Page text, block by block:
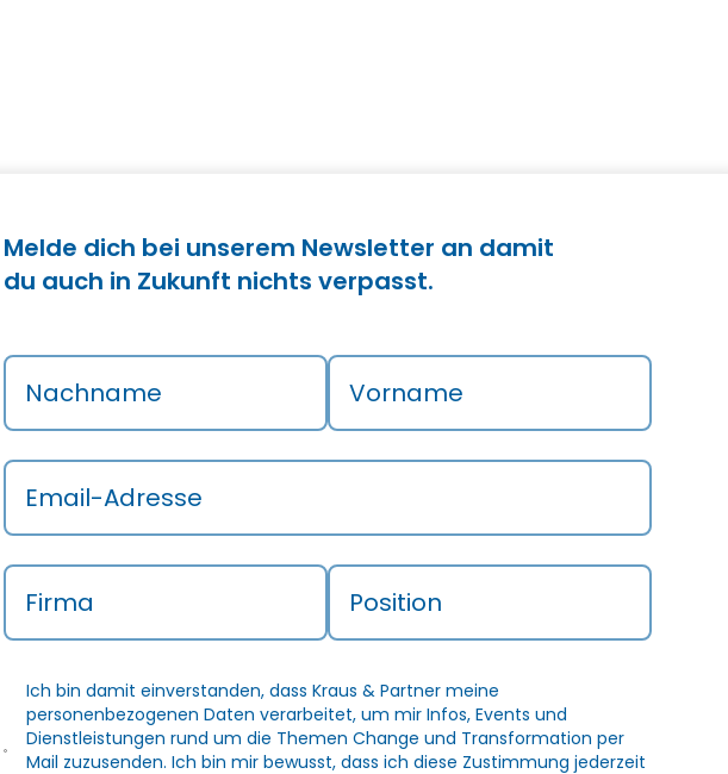
Melde dich bei unserem Newsletter an damit
du auch in Zukunft nichts verpasst.
Nachname Vorname
Email-Adresse
Firma Position
Ich bin damit einverstanden, dass Kraus & Partner meine
personenbezogenen Daten verarbeitet, um mir Infos, Events und
Dienstleistungen rund um die Themen Change und Transformation per
Mail zuzusenden. Ich bin mir bewusst, dass ich diese Zustimmung jederzeit